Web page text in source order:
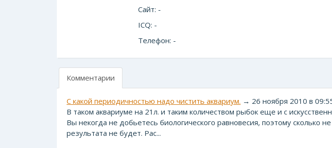
Сайт: -
ICQ: -
Телефон: -
Комментарии
С какой периодичностью надо чистить аквариум. → 26 ноября 2010 в
В таком аквариуме на 21л. и таким количеством рыбок еще и с
Вы некогда не добьетесь биологического равновесия, поэтому сколько
результата не будет. Рас...